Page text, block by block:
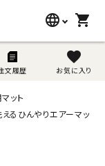
language shopping_cart
文履歴
favorite
お気に入り
search
ット
るひんやりエアーマッ